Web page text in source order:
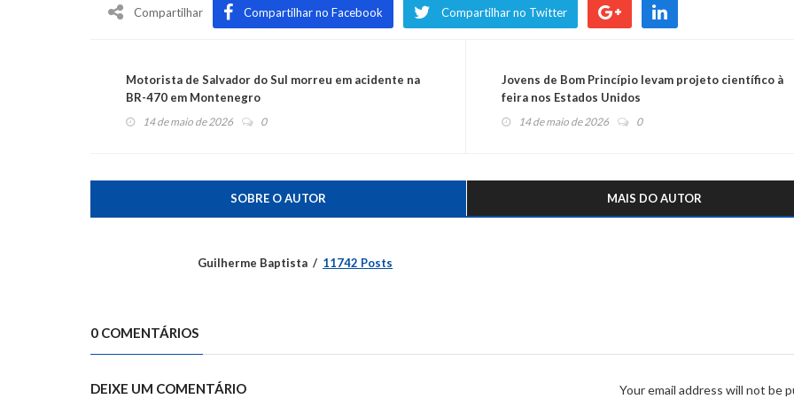
Compartilhar Compartilhar no Facebook Compartilhar no Twitter
Motorista de Salvador do Sul morreu em acidente na
BR-470 em Montenegro
14 de maio de 2026 0
Jovens de Bom Princípio levam projeto científico à
feira nos Estados Unidos
14 de maio de 2026 0
SOBRE O AUTOR MAIS DO AUTOR
Guilherme Baptista 11742 Posts
0 COMENTÁRIOS
DEIXE UM COMENTÁRIO Your email address will not be